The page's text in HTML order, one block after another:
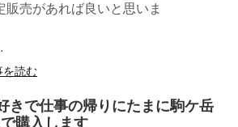
販売があれば良いと思いま
。
を読む
きで仕事の帰りにたまに駒ケ岳
購入します